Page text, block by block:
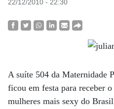
22/12/2010 - 22:30
A suíte 504 da Maternidade
ficou em festa para receber
mulheres mais sexy do